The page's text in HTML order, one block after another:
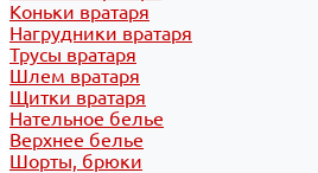
Коньки вратаря
Нагрудники вратаря
Трусы вратаря
Шлем вратаря
Щитки вратаря
Нательное белье
Верхнее белье
Шорты, брюки